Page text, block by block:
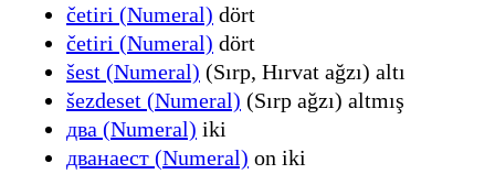
četiri (Numeral) dört
četiri (Numeral) dört
šest (Numeral) (Sırp, Hırvat ağzı) altı
šezdeset (Numeral) (Sırp ağzı) altmış
два (Numeral) iki
дванаест (Numeral) on iki